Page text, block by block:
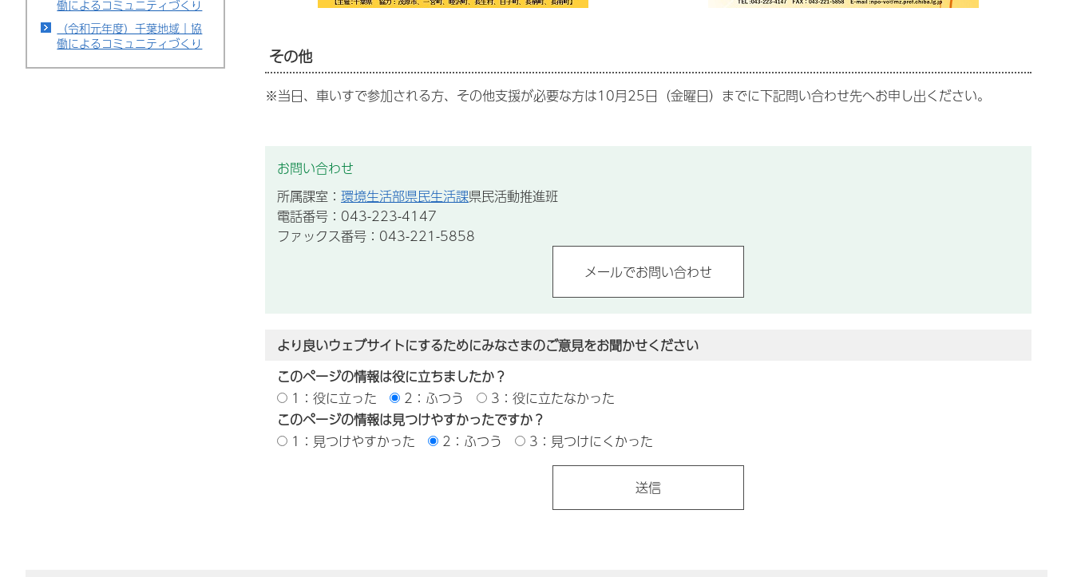
働によるコミュニティづくり
（令和元年度）千葉地域｜協
働によるコミュニティづくり
その他
※当日、車いすで参加される方、その他支援が必要な方は10月25日（金曜日）までに下記問い合わせ先へお申し出ください。
お問い合わせ
所属課室： 環境生活部県民生活課県民活動推進班
電話番号：043-223-4147
ファックス番号：043-221-5858
より良いウェブサイトにするためにみなさまのご意見をお聞かせください
このページの情報は役に立ちましたか？
1：役に立った
2：ふつう
3：役に立たなかった
このページの情報は見つけやすかったですか？
1：見つけやすかった
2：ふつう 3：見つけにくかった